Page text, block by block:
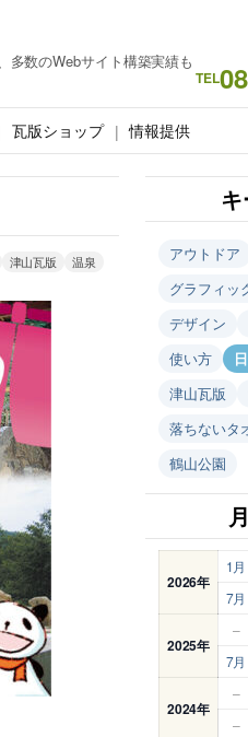
多数のWebサイト構築実績も
TEL
瓦版ショップ 情報提供
津山瓦版 温泉 アウトドア
グラフィッ
デザイン
使い方
津山瓦版
落ちないタ
鶴山公園
2026年
1月
7月
2025年
–
7月
2024年
–
–